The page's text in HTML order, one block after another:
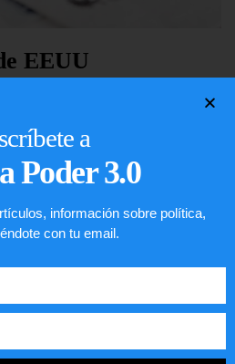
EEUU
a
Poder 3.0
información sobre política,
con tu email.